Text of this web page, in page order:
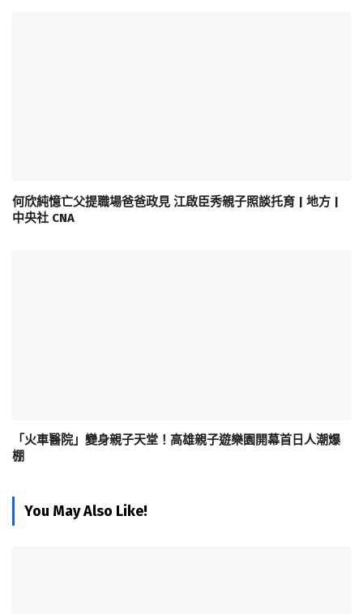
何欣純憶亡父提職場爸爸政見 江啟臣秀親子照談托育 | 地方 |
中央社 CNA
「火車醫院」變身親子天堂！高雄親子遊樂園開幕首日人潮爆
棚
You May Also Like!